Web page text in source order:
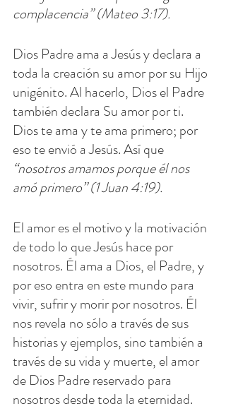
complacencia” (Mateo 3:17).
Dios Padre ama a Jesús y declara a
toda la creación su amor por su Hijo
unigénito. Al hacerlo, Dios el Padre
también declara Su amor por ti.
Dios te ama y te ama primero; por
eso te envió a Jesús. Así que
“nosotros amamos porque él nos
amó primero” (1 Juan 4:19).
El amor es el motivo y la motivación
de todo lo que Jesús hace por
nosotros. Él ama a Dios, el Padre, y
por eso entra en este mundo para
vivir, sufrir y morir por nosotros. Él
nos revela no sólo a través de sus
historias y ejemplos, sino también a
través de su vida y muerte, el amor
de Dios Padre reservado para
nosotros desde toda la eternidad.